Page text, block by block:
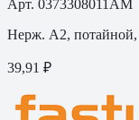
Арт. 0373308011AM
Нерж. A2,
39,91 ₽